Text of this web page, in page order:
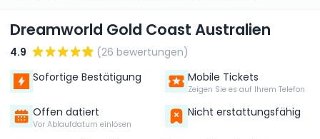
Dreamworld Gold Coast Australien
4.9
(26 bewertungen)
Sofortige Bestätigung
Mobile Tickets
Zeigen Sie es auf Ihrem Telefon
Offen datiert
Vor Ablaufdatum einlösen
Nicht erstattungsfähig